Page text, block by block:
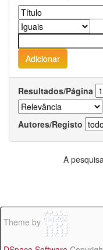
Resultados/Página
Autores/Registo
A
Theme by